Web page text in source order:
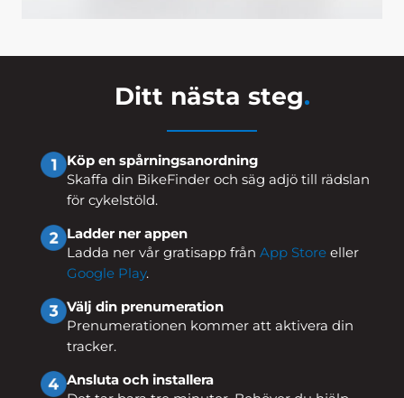
Ditt nästa steg.
Köp en spårningsanordning
Skaffa din BikeFinder och säg adjö till rädslan
för cykelstöld.
Ladder ner appen
Ladda ner vår gratisapp från App Storeeller
Google Play.
Välj din prenumeration
Prenumerationen kommer att aktivera din
tracker.
Ansluta och installera